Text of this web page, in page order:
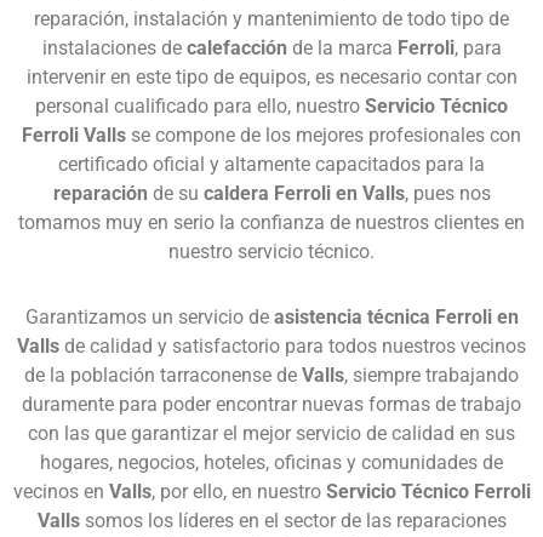
reparación, instalación y mantenimiento de todo tipo de
instalaciones de calefacción de la marca Ferroli, para
intervenir en este tipo de equipos, es necesario contar con
personal cualificado para ello, nuestro Servicio Técnico
Ferroli Valls se compone de los mejores profesionales con
certificado oficial y altamente capacitados para la
reparación de su caldera Ferroli en Valls, pues nos
tomamos muy en serio la confianza de nuestros clientes en
nuestro servicio técnico.
Garantizamos un servicio de asistencia técnica Ferroli en
Valls de calidad y satisfactorio para todos nuestros vecinos
de la población tarraconense de Valls, siempre trabajando
duramente para poder encontrar nuevas formas de trabajo
con las que garantizar el mejor servicio de calidad en sus
hogares, negocios, hoteles, oficinas y comunidades de
vecinos en Valls, por ello, en nuestro Servicio Técnico Ferroli
Valls somos los líderes en el sector de las reparaciones